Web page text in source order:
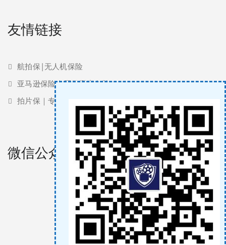
友情链接
航拍保|无人机保险
亚马逊保险 | 亚马逊责任险
拍片保｜专业影视保险服务商
微信公众号